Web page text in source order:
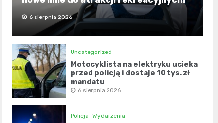
6 sierpnia 2026
Uncategorized
Motocyklista na elektryku ucieka
przed policją i dostaje 10 tys. zł
mandatu
6 sierpnia 2026
Policja Wydarzenia